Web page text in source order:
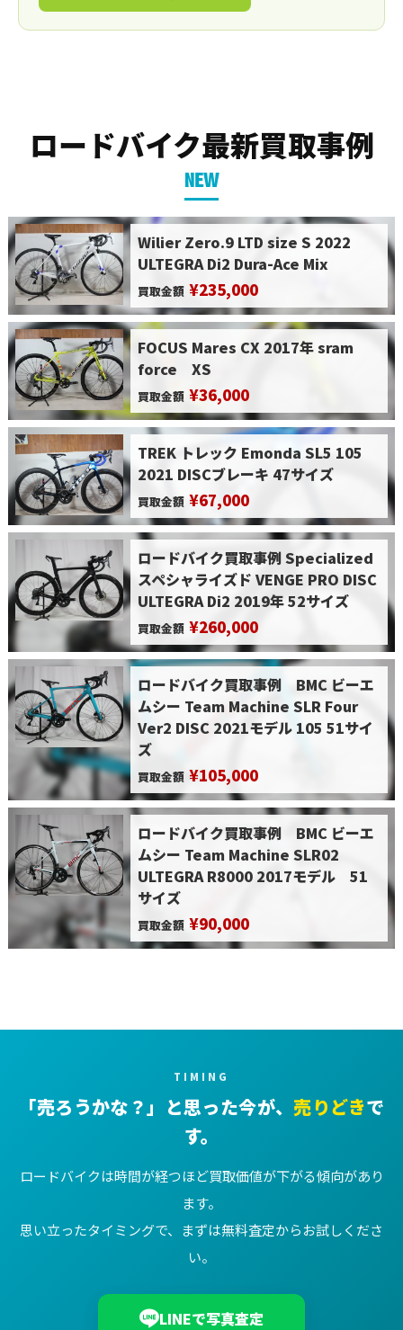
ロードバイク最新買取事例
NEW
Wilier Zero.9 LTD size S 2022
ULTEGRA Di2 Dura-Ace Mix
買取金額 ¥235,000
FOCUS Mares CX 2017年 sram
force XS
買取金額 ¥36,000
TREK トレック Emonda SL5 105
2021 DISCブレーキ 47サイズ
買取金額 ¥67,000
ロードバイク買取事例 Specialized
スペシャライズド VENGE PRO DISC
ULTEGRA Di2 2019年 52サイズ
買取金額 ¥260,000
ロードバイク買取事例 BMC ビーエ
ムシー Team Machine SLR Four
Ver2 DISC 2021モデル 105 51サイ
ズ
買取金額 ¥105,000
ロードバイク買取事例 BMC ビーエ
ムシー Team Machine SLR02
ULTEGRA R8000 2017モデル 51
サイズ
買取金額 ¥90,000
TIMING
「売ろうかな？」と思った今が、売りどきで
す。
ロードバイクは時間が経つほど買取価値が下がる傾向があり
ます。
思い立ったタイミングで、まずは無料査定からお試しくださ
い。
LINEで写真査定